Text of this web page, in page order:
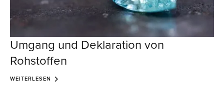
Umgang und Deklaration von
Rohstoffen
WEITERLESEN